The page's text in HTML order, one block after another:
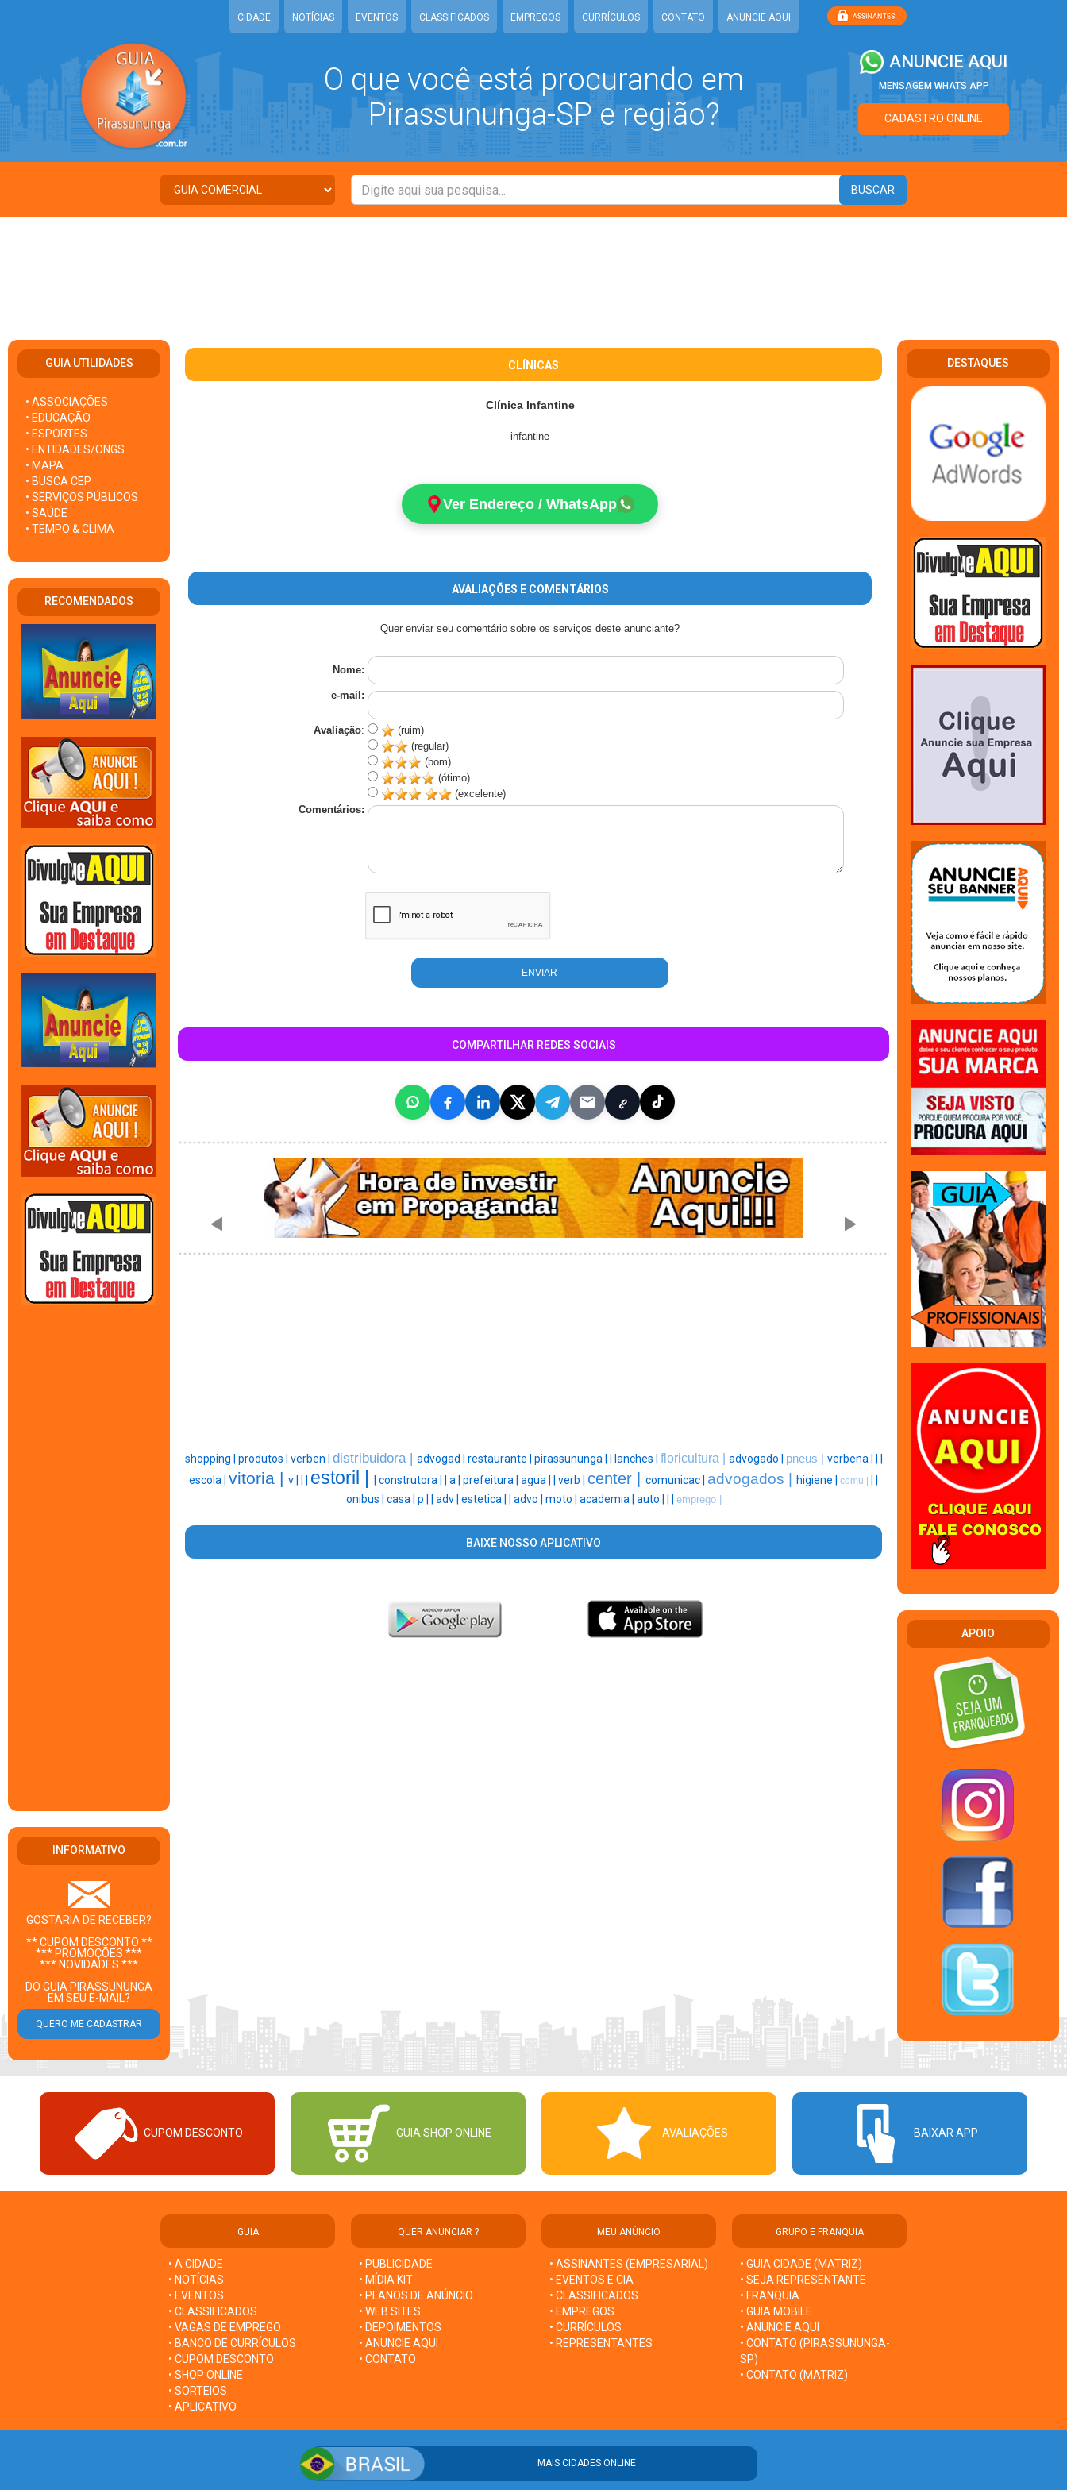
CIDADE NOTÍCIAS EVENTOS CLASSIFICADOS EMPREGOS CURRÍCULOS CONTATO ANUNCIE AQUI
O que você está procurando em
Pirassununga-SP e região?
ANUNCIE AQUI
MENSAGEM WHATS APP
CADASTRO ONLINE
GUIA UTILIDADES
• ASSOCIAÇÕES
• EDUCAÇÃO
• ESPORTES
• ENTIDADES/ONGS
• MAPA
• BUSCA CEP
• SERVIÇOS PÚBLICOS
• SAÚDE
• TEMPO & CLIMA
RECOMENDADOS
INFORMATIVO
GOSTARIA DE RECEBER?
** CUPOM DESCONTO **
*** PROMOÇÕES ***
*** NOVIDADES ***
DO GUIA PIRASSUNUNGA
EM SEU E-MAIL?
CLÍNICAS
Clínica Infantine
infantine
Ver Endereço / WhatsApp
AVALIAÇÕES E COMENTÁRIOS
Quer enviar seu comentário sobre os serviços deste anunciante?
Nome:
e-mail:
Avaliação:
(ruim)
(regular)
(bom)
(ótimo)
(excelente)
Comentários:
COMPARTILHAR REDES SOCIAIS
shopping | produtos | verben | distribuidora | advogad | restaurante | pirassununga | lanches | floricultura | advogado | pneus | verbena |
escola | vitoria | v | estoril | construtora | a | prefeitura | agua | verb | center | comunicac | advogados | higiene | comu |
onibus | casa | p | adv | estetica | advo | moto | academia | auto | emprego |
BAIXE NOSSO APLICATIVO
DESTAQUES
APOIO
CUPOM DESCONTO GUIA SHOP ONLINE AVALIAÇÕES BAIXAR APP
GUIA
• A CIDADE
• NOTÍCIAS
• EVENTOS
• CLASSIFICADOS
• VAGAS DE EMPREGO
• BANCO DE CURRÍCULOS
• CUPOM DESCONTO
• SHOP ONLINE
• SORTEIOS
• APLICATIVO
QUER ANUNCIAR ?
• PUBLICIDADE
• MÍDIA KIT
• PLANOS DE ANÚNCIO
• WEB SITES
• DEPOIMENTOS
• ANUNCIE AQUI
• CONTATO
MEU ANÚNCIO
• ASSINANTES (EMPRESARIAL)
• EVENTOS E CIA
• CLASSIFICADOS
• EMPREGOS
• CURRÍCULOS
• REPRESENTANTES
GRUPO E FRANQUIA
• GUIA CIDADE (MATRIZ)
• SEJA REPRESENTANTE
• FRANQUIA
• GUIA MOBILE
• ANUNCIE AQUI
• CONTATO (PIRASSUNUNGA-
SP)
• CONTATO (MATRIZ)
MAIS CIDADES ONLINE